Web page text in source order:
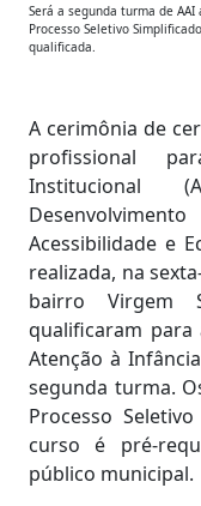
Será a segunda turma de AAI
Processo Seletivo
qualificada.
A cerimônia de
profissional
Institucional
Acessibilidade e
realizada, na
bairro Virgem
qualificaram
Atenção à
segunda turma.
Processo
curso é pré-
público municipal.